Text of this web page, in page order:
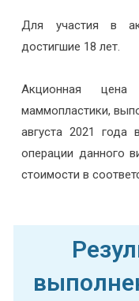
Для участия в
достигшие 18 лет.
Акционная цена
маммопластики,
августа 2021 года
операции данного
стоимости в